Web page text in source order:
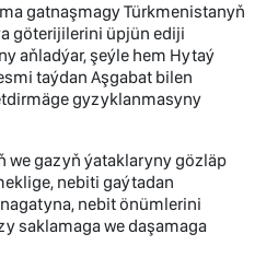
gatnaşmagy Türkmenistanyň
göterijilerini üpjün ediji
aňladýar, şeýle hem Hytaý
taýdan Aşgabat bilen
gyzyklanmasyny
we gazyň ýataklaryny gözläp
nebiti gaýtadan
nebit önümlerini
saklamaga we daşamaga